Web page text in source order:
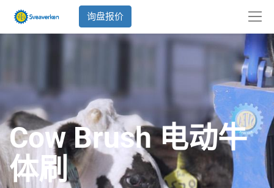
询盘报价
Cow Brush 电动牛
体刷